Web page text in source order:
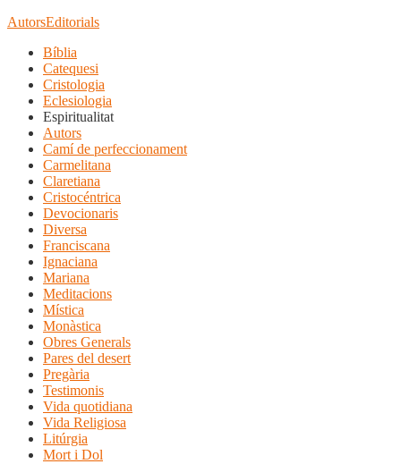
AutorsEditorials
Bíblia
Catequesi
Cristologia
Eclesiologia
Espiritualitat
Autors
Camí de perfeccionament
Carmelitana
Claretiana
Cristocéntrica
Devocionaris
Diversa
Franciscana
Ignaciana
Mariana
Meditacions
Mística
Monàstica
Obres Generals
Pares del desert
Pregària
Testimonis
Vida quotidiana
Vida Religiosa
Litúrgia
Mort i Dol